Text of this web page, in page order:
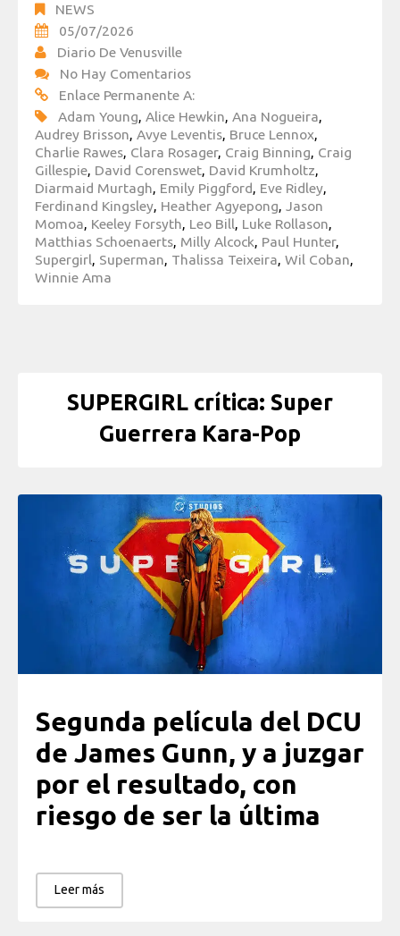
NEWS
05/07/2026
Diario De Venusville
No Hay Comentarios
Enlace Permanente A:
Adam Young, Alice Hewkin, Ana Nogueira,
Audrey Brisson, Avye Leventis, Bruce Lennox,
Charlie Rawes, Clara Rosager, Craig Binning, Craig
Gillespie, David Corenswet, David Krumholtz,
Diarmaid Murtagh, Emily Piggford, Eve Ridley,
Ferdinand Kingsley, Heather Agyepong, Jason
Momoa, Keeley Forsyth, Leo Bill, Luke Rollason,
Matthias Schoenaerts, Milly Alcock, Paul Hunter,
Supergirl, Superman, Thalissa Teixeira, Wil Coban,
Winnie Ama
SUPERGIRL crítica: Super
Guerrera Kara-Pop
Segunda película del DCU
de James Gunn, y a juzgar
por el resultado, con
riesgo de ser la última
Leer más